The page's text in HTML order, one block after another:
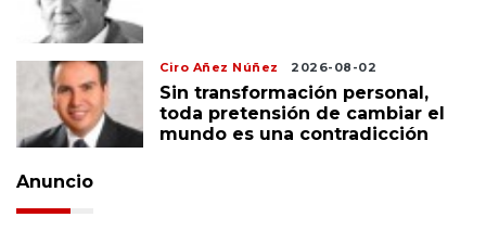
Ciro Añez Núñez 2026-08-02
Sin transformación personal,
toda pretensión de cambiar el
mundo es una contradicción
Anuncio